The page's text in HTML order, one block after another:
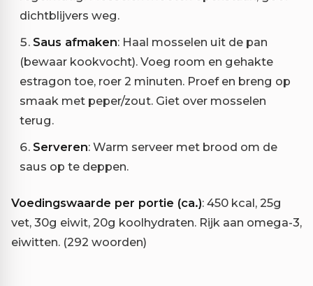
dichtblijvers weg.
Saus afmaken: Haal mosselen uit de pan
(bewaar kookvocht). Voeg room en gehakte
estragon toe, roer 2 minuten. Proef en breng op
smaak met peper/zout. Giet over mosselen
terug.
Serveren: Warm serveer met brood om de
saus op te deppen.
Voedingswaarde per portie (ca.): 450 kcal, 25g
vet, 30g eiwit, 20g koolhydraten. Rijk aan omega-3,
eiwitten. (292 woorden)